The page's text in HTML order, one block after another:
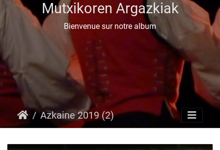
Mutxikoren Argazkiak
Bienvenue sur notre album
Azkaine 2019 (2)